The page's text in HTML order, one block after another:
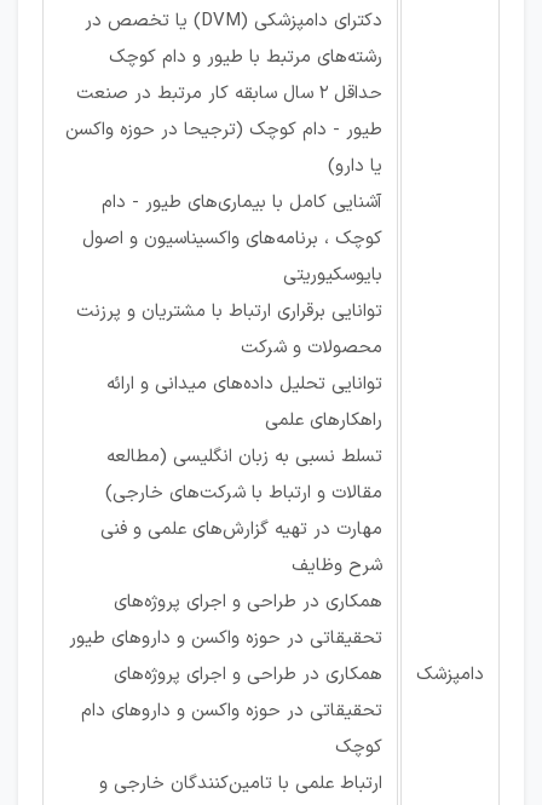
دامپزشک
دکترای دامپزشکی (DVM) یا تخصص در
رشته‌های مرتبط با طیور و دام کوچک
حداقل 2 سال سابقه کار مرتبط در صنعت
طیور - دام کوچک (ترجیحا در حوزه واکسن
یا دارو)
آشنایی کامل با بیماری‌های طیور - دام
کوچک ، برنامه‌های واکسیناسیون و اصول
بایوسکیوریتی
توانایی برقراری ارتباط با مشتریان و پرزنت
محصولات و شرکت
توانایی تحلیل داده‌های میدانی و ارائه
راهکارهای علمی
تسلط نسبی به زبان انگلیسی (مطالعه
مقالات و ارتباط با شرکت‌های خارجی)
مهارت در تهیه گزارش‌های علمی و فنی
شرح وظایف
همکاری در طراحی و اجرای پروژه‌های
تحقیقاتی در حوزه واکسن و داروهای طیور
همکاری در طراحی و اجرای پروژه‌های
تحقیقاتی در حوزه واکسن و داروهای دام
کوچک
ارتباط علمی با تامین‌کنندگان خارجی و